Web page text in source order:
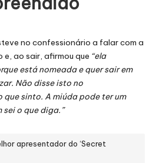
no confessionário a falar com a
ao sair, afirmou que “ela
está nomeada e quer sair em
Não disse isto no
que sinto. A miúda pode ter um
sei o que diga.”
apresentador do ‘Secret